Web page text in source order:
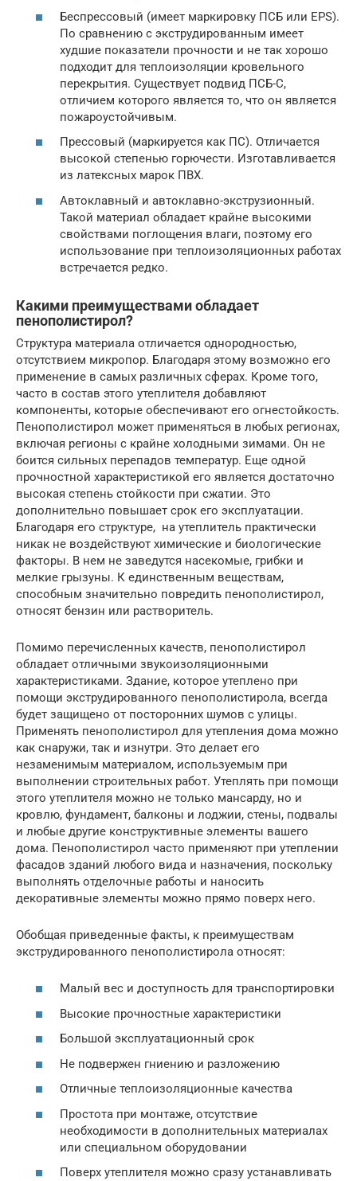
Беспрессовый (имеет маркировку ПСБ или EPS).
По сравнению с экструдированным имеет
худшие показатели прочности и не так хорошо
подходит для теплоизоляции кровельного
перекрытия. Существует подвид ПСБ-С,
отличием которого является то, что он является
пожароустойчивым.
Прессовый (маркируется как ПС). Отличается
высокой степенью горючести. Изготавливается
из латексных марок ПВХ.
Автоклавный и автоклавно-экструзионный.
Такой материал обладает крайне высокими
свойствами поглощения влаги, поэтому его
использование при теплоизоляционных работах
встречается редко.
Какими преимуществами обладает
пенополистирол?
Структура материала отличается однородностью,
отсутствием микропор. Благодаря этому возможно его
применение в самых различных сферах. Кроме того,
часто в состав этого утеплителя добавляют
компоненты, которые обеспечивают его огнестойкость.
Пенополистирол может применяться в любых регионах,
включая регионы с крайне холодными зимами. Он не
боится сильных перепадов температур. Еще одной
прочностной характеристикой его является достаточно
высокая степень стойкости при сжатии. Это
дополнительно повышает срок его эксплуатации.
Благодаря его структуре, на утеплитель практически
никак не воздействуют химические и биологические
факторы. В нем не заведутся насекомые, грибки и
мелкие грызуны. К единственным веществам,
способным значительно повредить пенополистирол,
относят бензин или растворитель.
Помимо перечисленных качеств, пенополистирол
обладает отличными звукоизоляционными
характеристиками. Здание, которое утеплено при
помощи экструдированного пенополистирола, всегда
будет защищено от посторонних шумов с улицы.
Применять пенополистирол для утепления дома можно
как снаружи, так и изнутри. Это делает его
незаменимым материалом, используемым при
выполнении строительных работ. Утеплять при помощи
этого утеплителя можно не только мансарду, но и
кровлю, фундамент, балконы и лоджии, стены, подвалы
и любые другие конструктивные элементы вашего
дома. Пенополистирол часто применяют при утеплении
фасадов зданий любого вида и назначения, поскольку
выполнять отделочные работы и наносить
декоративные элементы можно прямо поверх него.
Обобщая приведенные факты, к преимуществам
экструдированного пенополистирола относят:
Малый вес и доступность для транспортировки
Высокие прочностные характеристики
Большой эксплуатационный срок
Не подвержен гниению и разложению
Отличные теплоизоляционные качества
Простота при монтаже, отсутствие
необходимости в дополнительных материалах
или специальном оборудовании
Поверх утеплителя можно сразу устанавливать